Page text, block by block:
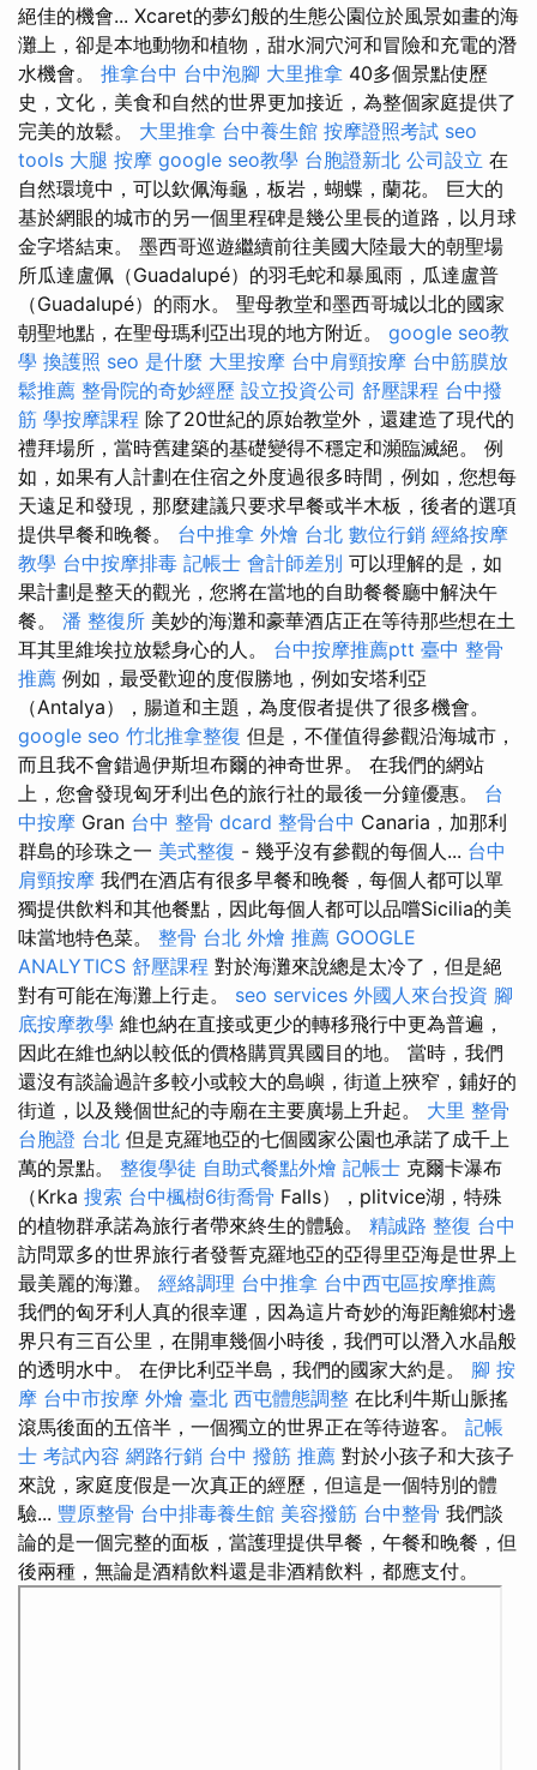
絕佳的機會... Xcaret的夢幻般的生態公園位於風景如畫的海
灘上，卻是本地動物和植物，甜水洞穴河和冒險和充電的潛
水機會。 推拿台中 台中泡腳 大里推拿 40多個景點使歷
史，文化，美食和自然的世界更加接近，為整個家庭提供了
完美的放鬆。 大里推拿 台中養生館 按摩證照考試 seo
tools 大腿 按摩 google seo教學 台胞證新北 公司設立 在
自然環境中，可以欽佩海龜，板岩，蝴蝶，蘭花。 巨大的
基於網眼的城市的另一個里程碑是幾公里長的道路，以月球
金字塔結束。 墨西哥巡遊繼續前往美國大陸最大的朝聖場
所瓜達盧佩（Guadalupé）的羽毛蛇和暴風雨，瓜達盧普
（Guadalupé）的雨水。 聖母教堂和墨西哥城以北的國家
朝聖地點，在聖母瑪利亞出現的地方附近。 google seo教
學 換護照 seo 是什麼 大里按摩 台中肩頸按摩 台中筋膜放
鬆推薦 整骨院的奇妙經歷 設立投資公司 舒壓課程 台中撥
筋 學按摩課程 除了20世紀的原始教堂外，還建造了現代的
禮拜場所，當時舊建築的基礎變得不穩定和瀕臨滅絕。 例
如，如果有人計劃在住宿之外度過很多時間，例如，您想每
天遠足和發現，那麼建議只要求早餐或半木板，後者的選項
提供早餐和晚餐。 台中推拿 外燴 台北 數位行銷 經絡按摩
教學 台中按摩排毒 記帳士 會計師差別 可以理解的是，如
果計劃是整天的觀光，您將在當地的自助餐餐廳中解決午
餐。 潘 整復所 美妙的海灘和豪華酒店正在等待那些想在土
耳其里維埃拉放鬆身心的人。 台中按摩推薦ptt 臺中 整骨
推薦 例如，最受歡迎的度假勝地，例如安塔利亞
（Antalya），腸道和主題，為度假者提供了很多機會。
google seo 竹北推拿整復 但是，不僅值得參觀沿海城市，
而且我不會錯過伊斯坦布爾的神奇世界。 在我們的網站
上，您會發現匈牙利出色的旅行社的最後一分鐘優惠。 台
中按摩 Gran 台中 整骨 dcard 整骨台中 Canaria，加那利
群島的珍珠之一 美式整復 - 幾乎沒有參觀的每個人... 台中
肩頸按摩 我們在酒店有很多早餐和晚餐，每個人都可以單
獨提供飲料和其他餐點，因此每個人都可以品嚐Sicilia的美
味當地特色菜。 整骨 台北 外燴 推薦 GOOGLE
ANALYTICS 舒壓課程 對於海灘來說總是太冷了，但是絕
對有可能在海灘上行走。 seo services 外國人來台投資 腳
底按摩教學 維也納在直接或更少的轉移飛行中更為普遍，
因此在維也納以較低的價格購買異國目的地。 當時，我們
還沒有談論過許多較小或較大的島嶼，街道上狹窄，鋪好的
街道，以及幾個世紀的寺廟在主要廣場上升起。 大里 整骨
台胞證 台北 但是克羅地亞的七個國家公園也承諾了成千上
萬的景點。 整復學徒 自助式餐點外燴 記帳士 克爾卡瀑布
（Krka 搜索 台中楓樹6街喬骨 Falls），plitvice湖，特殊
的植物群承諾為旅行者帶來終生的體驗。 精誠路 整復 台中
訪問眾多的世界旅行者發誓克羅地亞的亞得里亞海是世界上
最美麗的海灘。 經絡調理 台中推拿 台中西屯區按摩推薦
我們的匈牙利人真的很幸運，因為這片奇妙的海距離鄉村邊
界只有三百公里，在開車幾個小時後，我們可以潛入水晶般
的透明水中。 在伊比利亞半島，我們的國家大約是。 腳 按
摩 台中市按摩 外燴 臺北 西屯體態調整 在比利牛斯山脈搖
滾馬後面的五倍半，一個獨立的世界正在等待遊客。 記帳
士 考試內容 網路行銷 台中 撥筋 推薦 對於小孩子和大孩子
來說，家庭度假是一次真正的經歷，但這是一個特別的體
驗... 豐原整骨 台中排毒養生館 美容撥筋 台中整骨 我們談
論的是一個完整的面板，當護理提供早餐，午餐和晚餐，但
後兩種，無論是酒精飲料還是非酒精飲料，都應支付。